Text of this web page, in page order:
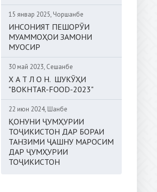
15 январ 2025, Чоршанбе
ИНСОНИЯТ ПЕШОРӮИ
МУАММОҲОИ ЗАМОНИ
МУОСИР
30 май 2023, Сешанбе
Х А Т Л О Н. ШУКӮҲИ
"BOKHTAR-FOOD-2023"
22 июн 2024, Шанбе
ҚОНУНИ ҶУМҲУРИИ
ТОҶИКИСТОН ДАР БОРАИ
ТАНЗИМИ ҶАШНУ МАРОСИМ
ДАР ҶУМҲУРИИ
ТОҶИКИСТОН